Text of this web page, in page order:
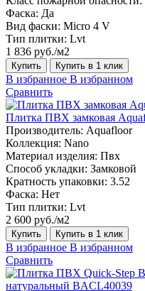
Фаска: Да
Вид фаски: Micro 4 V
Тип плитки: Lvt
1 836 руб./м2
Купить Купить в 1 клик
В избранное В избранном
Сравнить
Плитка ПВХ замковая
Производитель: Aquafloor
Коллекция: Nano
Материал изделия: Пвх
Способ укладки: Замковой
Кратность упаковки: 3.52
Фаска: Нет
Тип плитки: Lvt
2 600 руб./м2
Купить Купить в 1 клик
В избранное В избранном
Сравнить